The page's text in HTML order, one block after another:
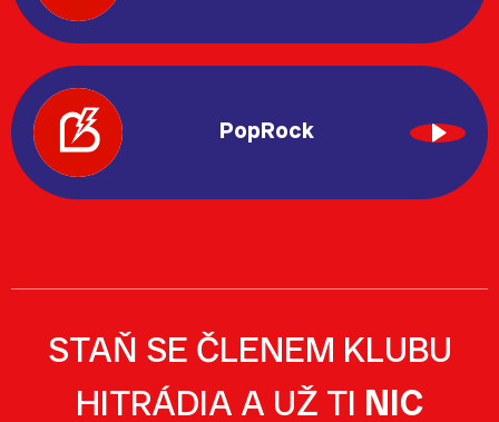
PopRock
STAŇ SE ČLENEM KLUBU
HITRÁDIA A UŽ TI NIC